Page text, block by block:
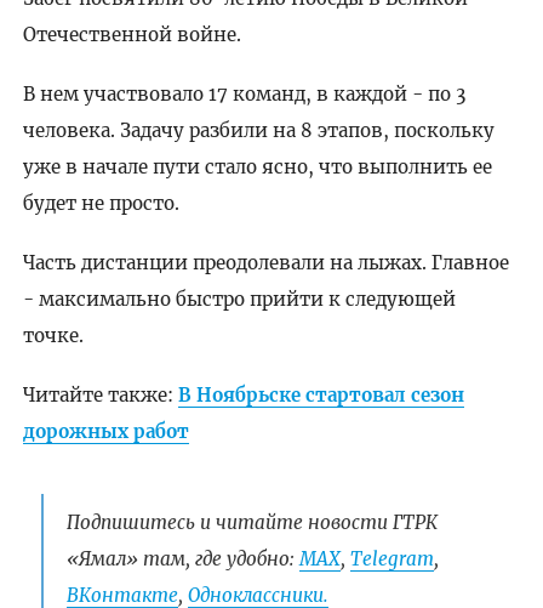
Отечественной войне.
В нем участвовало 17 команд, в каждой - по 3
человека. Задачу разбили на 8 этапов, поскольку
уже в начале пути стало ясно, что выполнить ее
будет не просто.
Часть дистанции преодолевали на лыжах. Главное
- максимально быстро прийти к следующей
точке.
Читайте также: В Ноябрьске стартовал сезон
дорожных работ
Подпишитесь и читайте новости ГТРК
«Ямал» там, где удобно: МАХ, Telegram,
ВКонтакте, Одноклассники.